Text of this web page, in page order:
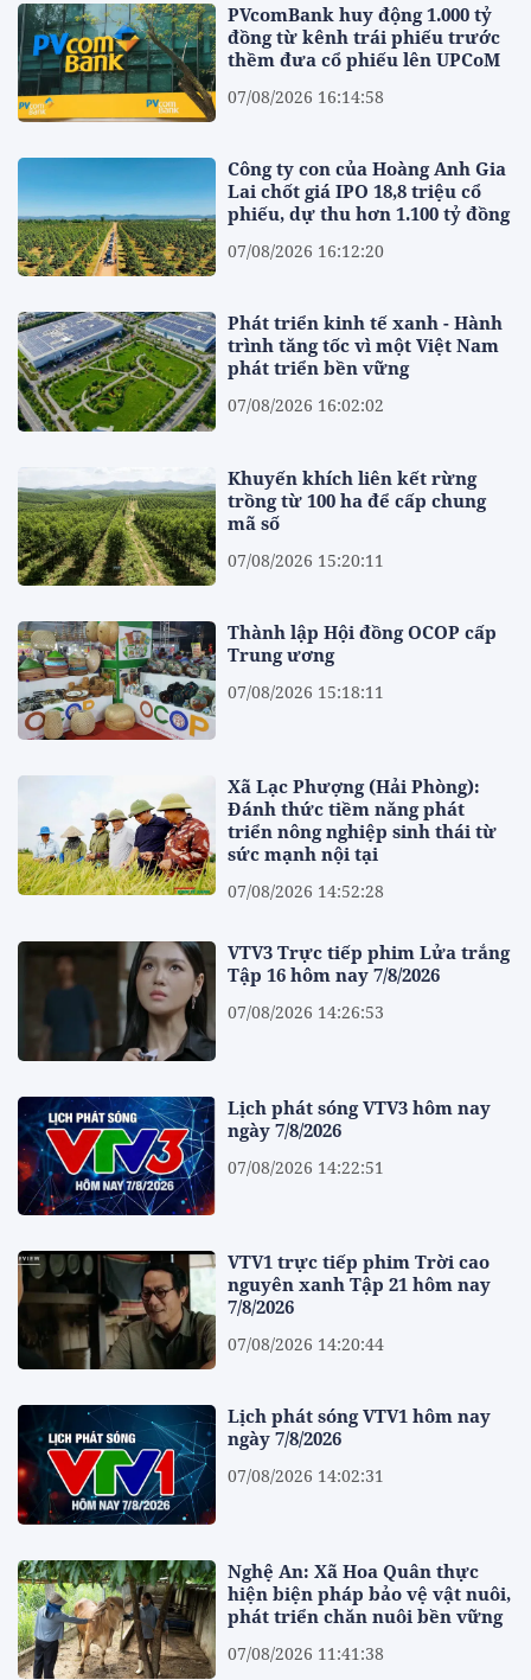
PVcomBank huy động 1.000 tỷ
đồng từ kênh trái phiếu trước
thềm đưa cổ phiếu lên UPCoM
07/08/2026 16:14:58
Công ty con của Hoàng Anh Gia
Lai chốt giá IPO 18,8 triệu cổ
phiếu, dự thu hơn 1.100 tỷ đồng
07/08/2026 16:12:20
Phát triển kinh tế xanh - Hành
trình tăng tốc vì một Việt Nam
phát triển bền vững
07/08/2026 16:02:02
Khuyến khích liên kết rừng
trồng từ 100 ha để cấp chung
mã số
07/08/2026 15:20:11
Thành lập Hội đồng OCOP cấp
Trung ương
07/08/2026 15:18:11
Xã Lạc Phượng (Hải Phòng):
Đánh thức tiềm năng phát
triển nông nghiệp sinh thái từ
sức mạnh nội tại
07/08/2026 14:52:28
VTV3 Trực tiếp phim Lửa trắng
Tập 16 hôm nay 7/8/2026
07/08/2026 14:26:53
Lịch phát sóng VTV3 hôm nay
ngày 7/8/2026
07/08/2026 14:22:51
VTV1 trực tiếp phim Trời cao
nguyên xanh Tập 21 hôm nay
7/8/2026
07/08/2026 14:20:44
Lịch phát sóng VTV1 hôm nay
ngày 7/8/2026
07/08/2026 14:02:31
Nghệ An: Xã Hoa Quân thực
hiện biện pháp bảo vệ vật nuôi,
phát triển chăn nuôi bền vững
07/08/2026 11:41:38